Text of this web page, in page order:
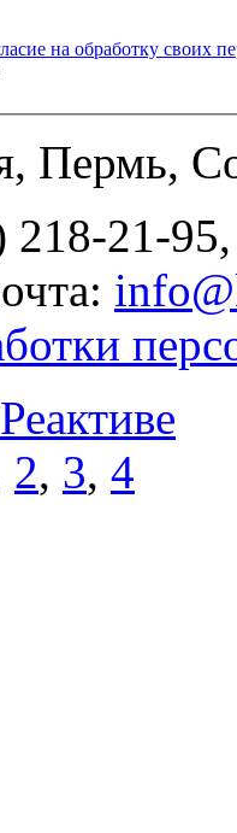
на обработку своих
Пермь,
218-21-
2, 3, 4